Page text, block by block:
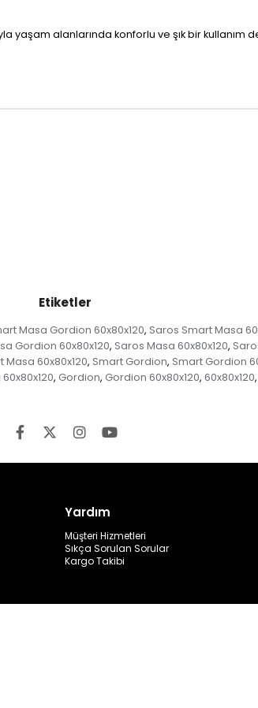
yaşam alanlarında konforlu ve şık bir kullanım
Etiketler
Masa Gordion 60x80x120, Saros Smart Masa
Gordion 60x80x120, Saros Masa 60x80x120,
Masa 60x80x120, Smart Gordion, Smart Gordion
, Gordion, Gordion 60x80x120, 60x80x120,
Yardım
Müşteri Hizmetleri
Sıkça Sorulan Sorular
Kargo Takibi